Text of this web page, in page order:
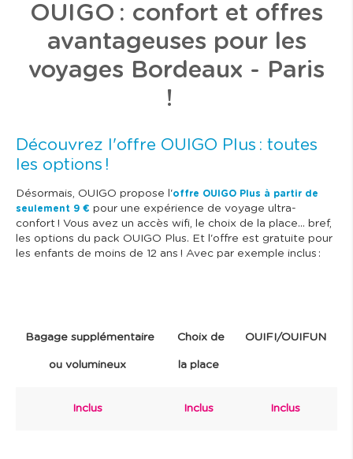
OUIGO : confort et offres
avantageuses pour les
voyages Bordeaux - Paris
!
Découvrez l'offre OUIGO Plus : toutes
les options !
Désormais, OUIGO propose l'offre OUIGO Plus à partir de
seulement 9 € pour une expérience de voyage ultra-
confort ! Vous avez un accès wifi, le choix de la place… bref,
les options du pack OUIGO Plus. Et l'offre est gratuite pour
les enfants de moins de 12 ans ! Avec par exemple inclus :
Bagage supplémentaire
ou volumineux
Choix de
la place
OUIFI/OUIFUN
Inclus Inclus Inclus